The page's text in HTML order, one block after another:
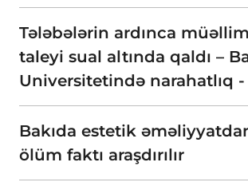
Tələbələrin ardınca
taleyi sual altında qaldı –
Universitetində narahatlıq -
Bakıda estetik
ölüm faktı araşdırılır